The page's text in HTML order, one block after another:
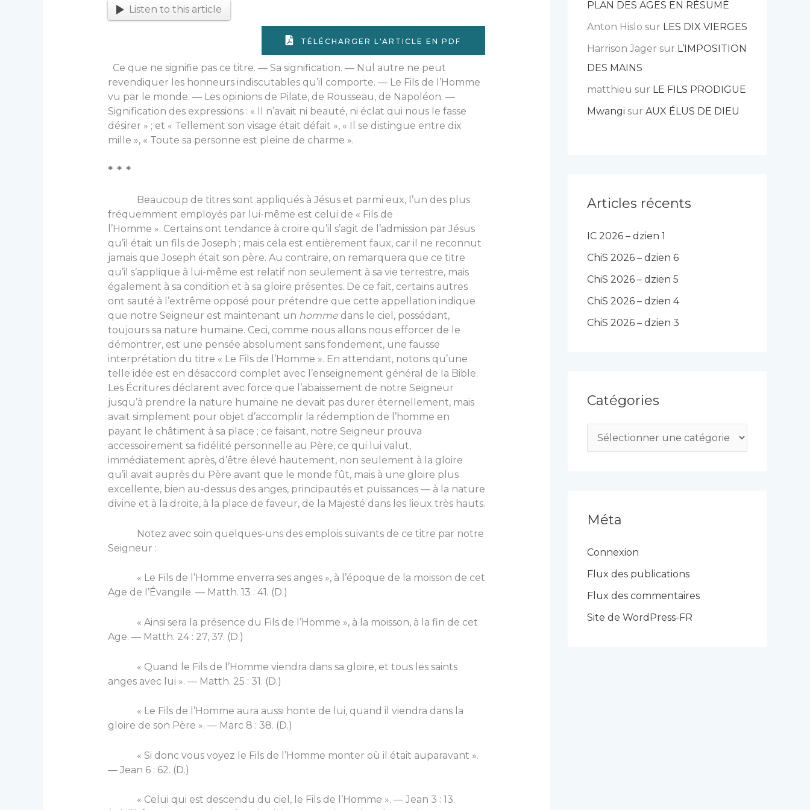
Listen to this article
TÉLÉCHARGER L'ARTICLE EN PDF
Ce que ne signifie pas ce titre. — Sa signification. — Nul autre ne peut
revendiquer les honneurs indiscutables qu’il comporte. — Le Fils de l’Homme
vu par le monde. — Les opinions de Pilate, de Rousseau, de Napoléon. —
Signification des expressions : « Il n’avait ni beauté, ni éclat qui nous le fasse
désirer » ; et « Tellement son visage était défait », « Il se distingue entre dix
mille », « Toute sa personne est pleine de charme ».
* * *
Beaucoup de titres sont appliqués à Jésus et parmi eux, l’un des plus
fréquemment employés par lui-même est celui de « Fils de
l’Homme ». Certains ont tendance à croire qu’il s’agit de l’admission par Jésus
qu’il était un fils de Joseph ; mais cela est entièrement faux, car il ne reconnut
jamais que Joseph était son père. Au contraire, on remarquera que ce titre
qu’il s’applique à lui-même est relatif non seulement à sa vie terrestre, mais
également à sa condition et à sa gloire présentes. De ce fait, certains autres
ont sauté à l’extrême opposé pour prétendre que cette appellation indique
que notre Seigneur est maintenant un hommedans le ciel, possédant,
toujours sa nature humaine. Ceci, comme nous allons nous efforcer de le
démontrer, est une pensée absolument sans fondement, une fausse
interprétation du titre « Le Fils de l’Homme ». En attendant, notons qu’une
telle idée est en désaccord complet avec l’enseignement général de la Bible.
Les Écritures déclarent avec force que l’abaissement de notre Seigneur
jusqu’à prendre la nature humaine ne devait pas durer éternellement, mais
avait simplement pour objet d’accomplir la rédemption de l’homme en
payant le châtiment à sa place ; ce faisant, notre Seigneur prouva
accessoirement sa fidélité personnelle au Père, ce qui lui valut,
immédiatement après, d’être élevé hautement, non seulement à la gloire
qu’il avait auprès du Père avant que le monde fût, mais à une gloire plus
excellente, bien au-dessus des anges, principautés et puissances — à la nature
divine et à la droite, à la place de faveur, de la Majesté dans les lieux très hauts.
Notez avec soin quelques-uns des emplois suivants de ce titre par notre
Seigneur :
« Le Fils de l’Homme enverra ses anges », à l’époque de la moisson de cet
Age de l’Évangile. — Matth. 13 : 41. (D.)
« Ainsi sera la présence du Fils de l’Homme », à la moisson, à la fin de cet
Age. — Matth. 24 : 27, 37. (D.)
« Quand le Fils de l’Homme viendra dans sa gloire, et tous les saints
anges avec lui ». — Matth. 25 : 31. (D.)
« Le Fils de l’Homme aura aussi honte de lui, quand il viendra dans la
gloire de son Père ». — Marc 8 : 38. (D.)
« Si donc vous voyez le Fils de l’Homme monter où il était auparavant ».
— Jean 6 : 62. (D.)
« Celui qui est descendu du ciel, le Fils de l’Homme ». — Jean 3 : 13.
PLAN DES AGES EN RÉSUMÉ
Anton Hislo sur LES DIX VIERGES
Harrison Jager sur L’IMPOSITION
DES MAINS
matthieu sur LE FILS PRODIGUE
Mwangi sur AUX ÉLUS DE DIEU
Articles récents
IC 2026 – dzien 1
ChiS 2026 – dzien 6
ChiS 2026 – dzien 5
ChiS 2026 – dzien 4
ChiS 2026 – dzien 3
Catégories
a
r
i
Méta
Connexion
Flux des publications
Flux des commentaires
Site de WordPress-FR